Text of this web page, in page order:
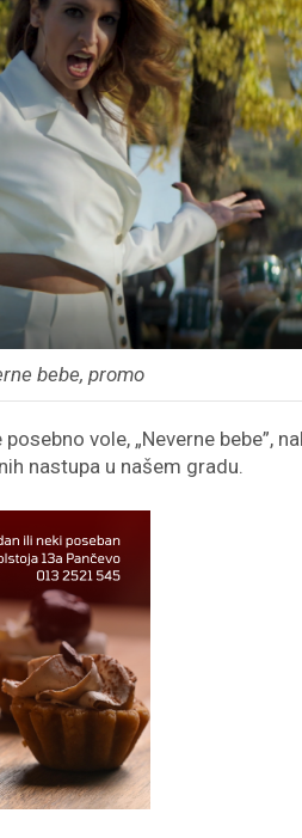
bebe, promo
vole, „Neverne bebe”,
nastupa u našem gradu.